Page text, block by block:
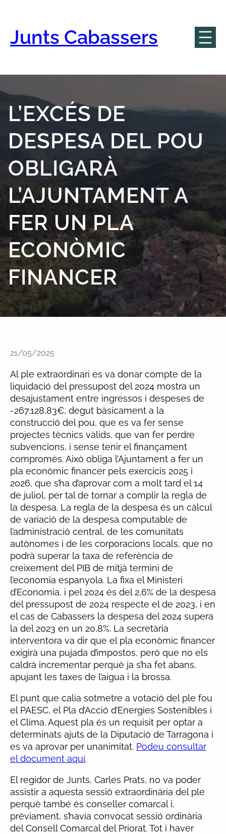
contingut
Junts Cabassers
L’EXCÉS DE
DESPESA DEL POU
OBLIGARÀ
L’AJUNTAMENT A
FER UN PLA
ECONÒMIC
FINANCER
21/05/2025
Al ple extraordinari es va donar compte de la
liquidació del pressupost del 2024 mostra un
desajustament entre ingressos i despeses de
-267.128,83€, degut bàsicament a la
construcció del pou, que es va fer sense
projectes tècnics vàlids, que van fer perdre
subvencions, i sense tenir el finançament
compromès. Això obliga l’Ajuntament a fer un
pla econòmic financer pels exercicis 2025 i
2026, que s’ha d’aprovar com a molt tard el 14
de juliol, per tal de tornar a complir la regla de
la despesa. La regla de la despesa és un càlcul
de variació de la despesa computable de
l’administració central, de les comunitats
autònomes i de les corporacions locals, que no
podrà superar la taxa de referència de
creixement del PIB de mitjà termini de
l’economia espanyola. La fixa el Ministeri
d’Economia, i pel 2024 és del 2,6% de la despesa
del pressupost de 2024 respecte el de 2023, i en
el cas de Cabassers la despesa del 2024 supera
la del 2023 en un 20,8%. La secretària
interventora va dir que el pla econòmic financer
exigirà una pujada d’impostos, però que no els
caldrà incrementar perquè ja s’ha fet abans,
apujant les taxes de l’aigua i la brossa.
El punt que calia sotmetre a votació del ple fou
el PAESC, el Pla d’Acció d’Energies Sostenibles i
el Clima. Aquest pla és un requisit per optar a
determinats ajuts de la Diputació de Tarragona i
es va aprovar per unanimitat. Podeu consultar
el document aquí.
El regidor de Junts, Carles Prats, no va poder
assistir a aquesta sessió extraordinària del ple
perquè també és conseller comarcal i,
prèviament, s’havia convocat sessió ordinària
del Consell Comarcal del Priorat. Tot i haver